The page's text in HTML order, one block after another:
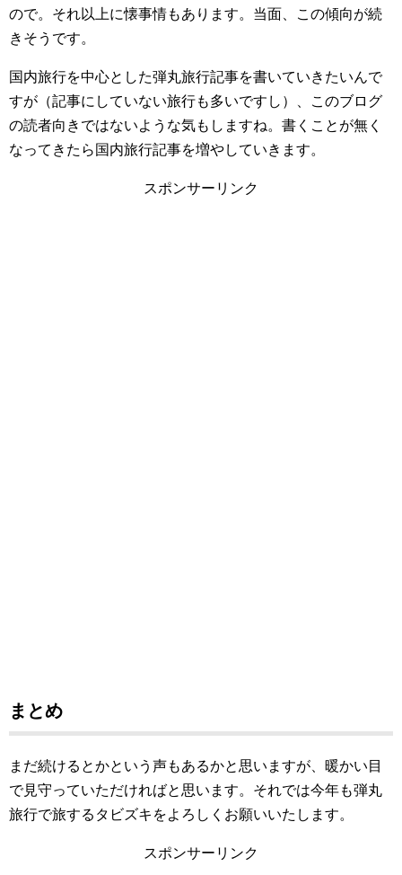
ので。それ以上に懐事情もあります。当面、この傾向が続
きそうです。
国内旅行を中心とした弾丸旅行記事を書いていきたいんで
すが（記事にしていない旅行も多いですし）、このブログ
の読者向きではないような気もしますね。書くことが無く
なってきたら国内旅行記事を増やしていきます。
スポンサーリンク
まとめ
まだ続けるとかという声もあるかと思いますが、暖かい目
で見守っていただければと思います。それでは今年も弾丸
旅行で旅するタビズキをよろしくお願いいたします。
スポンサーリンク